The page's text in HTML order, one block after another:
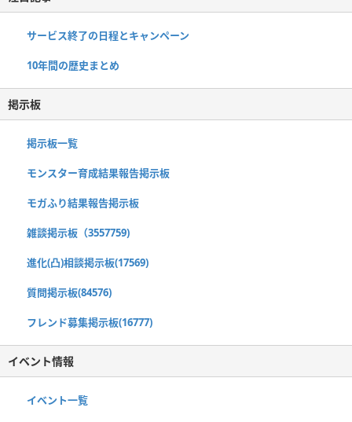
サービス終了の日程とキャンペーン
10年間の歴史まとめ
掲示板
掲示板一覧
モンスター育成結果報告掲示板
モガふり結果報告掲示板
雑談掲示板（3557759)
進化(凸)相談掲示板(17569)
質問掲示板(84576)
フレンド募集掲示板(16777)
イベント情報
イベント一覧